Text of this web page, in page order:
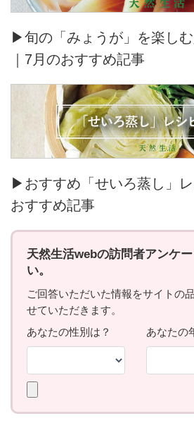
▶旬の「みょうが」を楽し
｜7月のおすすめ記事
▶おすすめ「せいろ蒸し」
おすすめ記事